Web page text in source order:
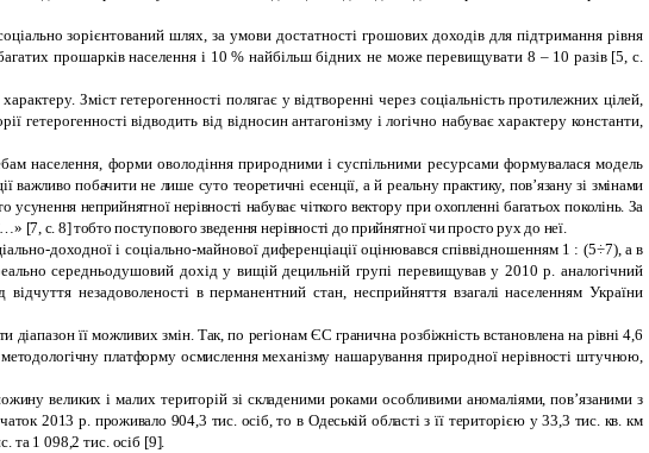
зорієнтований шлях, за умови достатності грошових доходів для підтримання рівня
прошарків населення і 10 % найбільш бідних не може перевищувати 8 – 10 разів [5, с.
Зміст гетерогенності полягає у відтворенні через соціальність протилежних цілей,
гетерогенності відводить від відносин антагонізму і логічно набуває характеру константи,
населення, форми оволодіння природними і суспільними ресурсами формувалася модель
важливо побачити не лише суто теоретичні есенції, а й реальну практику, пов’язану зі змінами
неприйнятної нерівності набуває чіткого вектору при охопленні багатьох поколінь. За
[7, с. 8] тобто поступового зведення нерівності до прийнятної чи просто рух до неї.
доходної і соціально-майнової диференціації оцінювався співвідношенням 1 : (5÷7), а в
середньодушовий дохід у вищій децильній групі перевищував у 2010 р. аналогічний
незадоволеності в перманентний стан, несприйняття взагалі населенням України
її можливих змін. Так, по регіонам ЄС гранична розбіжність встановлена на рівні 4,6
платформу осмислення механізму нашарування природної нерівності штучною,
великих і малих територій зі складеними роками особливими аномаліями, пов’язаними з
2013 р. проживало 904,3 тис. осіб, то в Одеській області з її територією у 33,3 тис. кв. км
та 1 098,2 тис. осіб [9].